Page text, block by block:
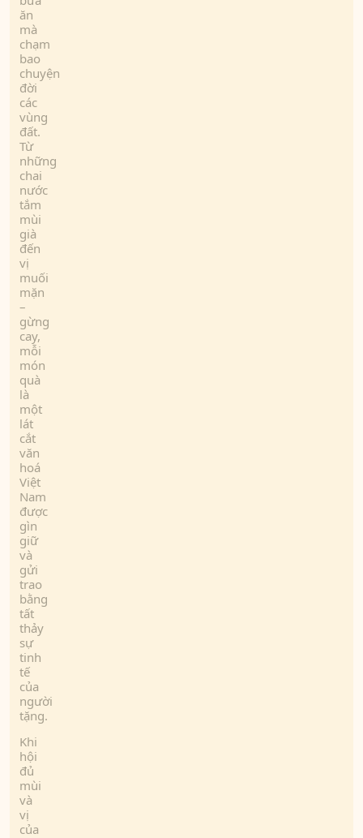
ăn
mà
chạm
bao
chuyện
đời
các
vùng
đất.
Từ
những
chai
nước
tắm
mùi
già
đến
vị
muối
mặn
–
gừng
cay,
mỗi
món
quà
là
một
lát
cắt
văn
hoá
Việt
Nam
được
gìn
giữ
và
gửi
trao
bằng
tất
thảy
sự
tinh
tế
của
người
tặng.
Khi
hội
đủ
mùi
và
vị
của